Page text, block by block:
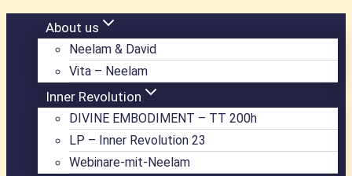
About us
Neelam & David
Vita – Neelam
Inner Revolution
DIVINE EMBODIMENT – TT 200h
LP – Inner Revolution 23
Webinare-mit-Neelam